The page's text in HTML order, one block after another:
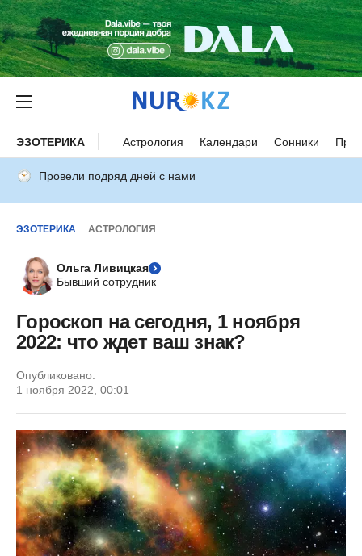
ЭЗОТЕРИКА Астрология Календари Сонники
Провели подряд дней с нами
ЭЗОТЕРИКА АСТРОЛОГИЯ
Ольга Ливицкая
Бывший сотрудник
Гороскоп на сегодня, 1 ноября
2022: что ждет ваш знак?
Опубликовано:
1 ноября 2022, 00:01